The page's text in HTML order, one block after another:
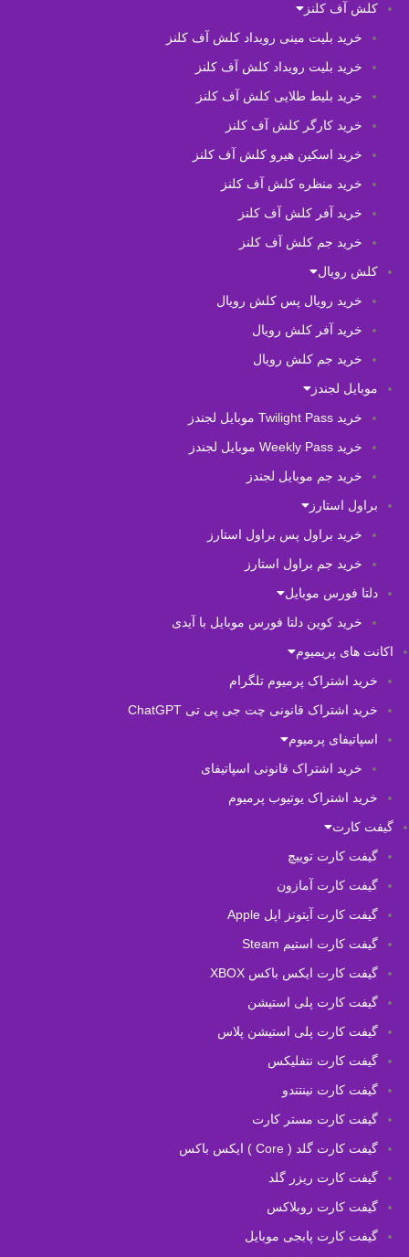
کلش آف کلنز
خرید بلیت مینی رویداد کلش آف کلنز
خرید بلیت رویداد کلش آف کلنز
خرید بلیط طلایی کلش آف کلنز
خرید کارگر کلش آف کلنز
خرید اسکین هیرو کلش آف کلنز
خرید منظره کلش آف کلنز
خرید آفر کلش آف کلنز
خرید جم کلش آف کلنز
کلش رویال
خرید رویال پس کلش رویال
خرید آفر کلش رویال
خرید جم کلش رویال
موبایل لجندز
خرید Twilight Pass موبایل لجندز
خرید Weekly Pass موبایل لجندز
خرید جم موبایل لجندز
براول استارز
خرید براول پس براول استارز
خرید جم براول استارز
دلتا فورس موبایل
خرید کوین دلتا فورس موبایل با آیدی
اکانت های پریمیوم
خرید اشتراک پرمیوم تلگرام
خرید اشتراک قانونی چت جی پی تی ChatGPT
اسپاتیفای پرمیوم
خرید اشتراک قانونی اسپاتیفای
خرید اشتراک یوتیوب پرمیوم
گیفت کارت
گیفت کارت توییچ
گیفت کارت آمازون
گیفت کارت آیتونز اپل Apple
گیفت کارت استیم Steam
گیفت کارت ایکس باکس XBOX
گیفت کارت پلی استیشن
گیفت کارت پلی استیشن پلاس
گیفت کارت نتفلیکس
گیفت کارت نینتندو
گیفت کارت مستر کارت
گیفت کارت گلد ( Core ) ایکس باکس
گیفت کارت ریزر گلد
گیفت کارت روبلاکس
گیفت کارت پابجی موبایل